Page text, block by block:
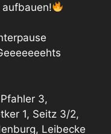
3,
1, Seitz 3/2,
Leibecke